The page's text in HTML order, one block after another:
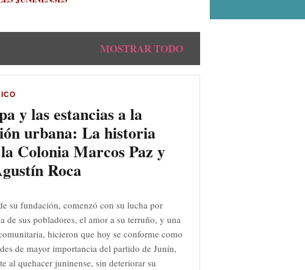
MOSTRAR TODO
y las estancias a la
urbana: La historia
Colonia Marcos Paz y
Roca
su fundación, comenzó con su lucha por
de sus pobladores, el amor a su terruño, y una
hicieron que hoy se conforme como
de mayor importancia del partido de Junín,
al quehacer juninense, sin deteriorar su